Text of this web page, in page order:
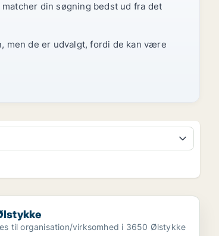
din søgning bedst ud fra det
men de er udvalgt, fordi de kan være
til organisation/virksomhed i 3650 Ølstykke